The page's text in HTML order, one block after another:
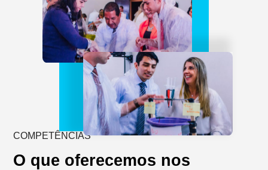
COMPETÊNCIAS
O que oferecemos nos